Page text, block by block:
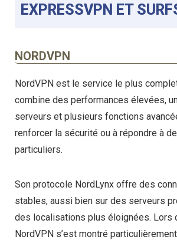
EXPRESSVPN ET
NORDVPN
NordVPN est le service le plus
combine des performances élevées,
serveurs et plusieurs fonctions
renforcer la sécurité ou à répondre à
particuliers.
Son protocole NordLynx offre des
stables, aussi bien sur des serveurs
des localisations plus éloignées. Lors
NordVPN s’est montré